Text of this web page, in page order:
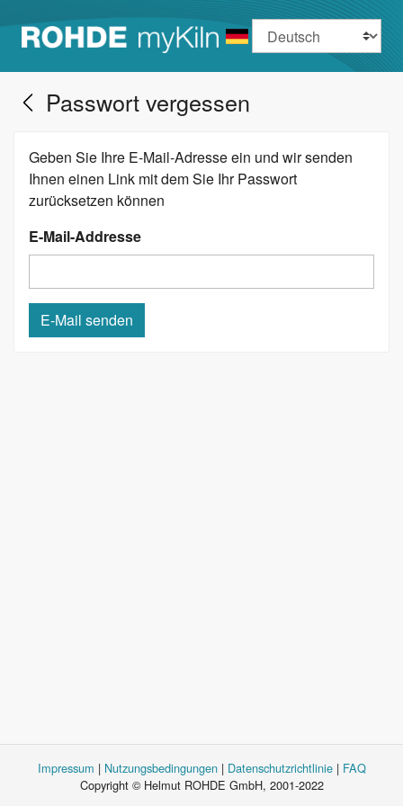
Sprache
Passwort vergessen
Geben Sie Ihre E-Mail-Adresse ein und wir senden
Ihnen einen Link mit dem Sie Ihr Passwort
zurücksetzen können
E-Mail-Addresse
Impressum | Nutzungsbedingungen| Datenschutzrichtlinie| FAQ
Copyright © Helmut ROHDE GmbH, 2001-2022